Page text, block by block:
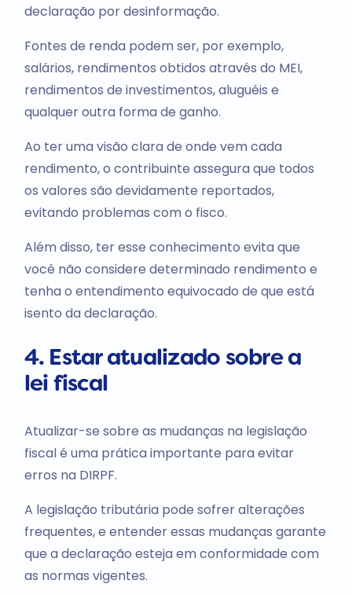
declaração por desinformação.
Fontes de renda podem ser, por exemplo,
salários, rendimentos obtidos através do MEI,
rendimentos de investimentos, aluguéis e
qualquer outra forma de ganho.
Ao ter uma visão clara de onde vem cada
rendimento, o contribuinte assegura que todos
os valores são devidamente reportados,
evitando problemas com o fisco.
Além disso, ter esse conhecimento evita que
você não considere determinado rendimento e
tenha o entendimento equivocado de que está
isento da declaração.
4. Estar atualizado sobre a
lei fiscal
Atualizar-se sobre as mudanças na legislação
fiscal é uma prática importante para evitar
erros na DIRPF.
A legislação tributária pode sofrer alterações
frequentes, e entender essas mudanças garante
que a declaração esteja em conformidade com
as normas vigentes.